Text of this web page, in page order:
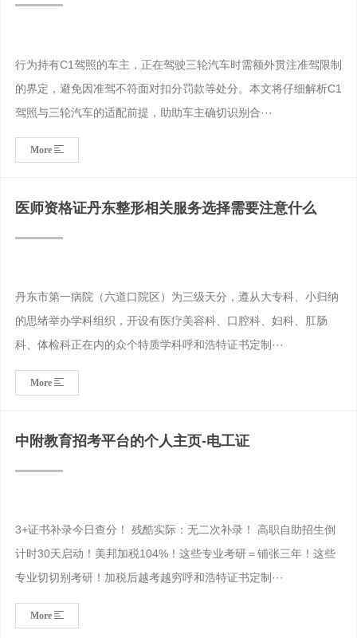
行为持有C1驾照的车主，正在驾驶三轮汽车时需额外贯注准驾限制
的界定，避免因准驾不符面对扣分罚款等处分。本文将仔细解析C1
驾照与三轮汽车的适配前提，助助车主确切识别合···
More
医师资格证丹东整形相关服务选择需要注意什么
丹东市第一病院（六道口院区）为三级天分，遵从大专科、小归纳
的思绪举办学科组织，开设有医疗美容科、口腔科、妇科、肛肠
科、体检科正在内的众个特质学科呼和浩特证书定制···
More
中附教育招考平台的个人主页-电工证
3+证书补录今日查分！ 残酷实际：无二次补录！ 高职自助招生倒
计时30天启动！美邦加税104%！这些专业考研＝铺张三年！这些
专业切切别考研！加税后越考越穷呼和浩特证书定制···
More